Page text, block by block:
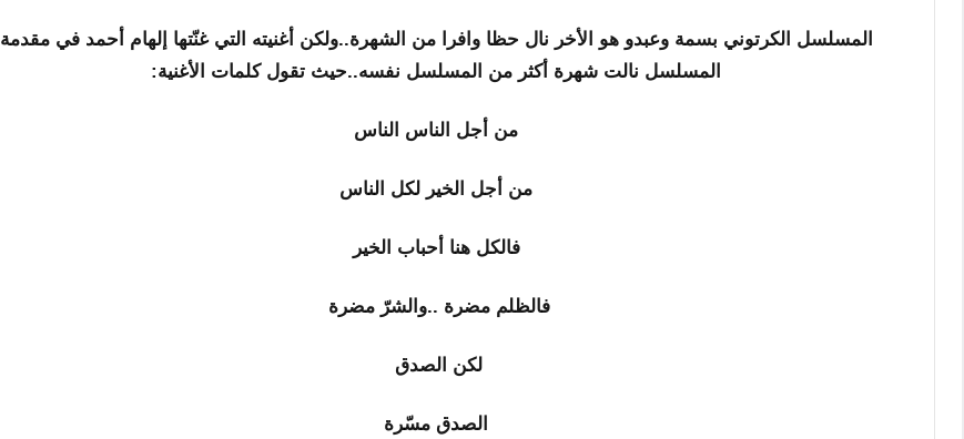
المسلسل الكرتوني بسمة وعبدو هو الأخر نال حظا وافرا من الشهرة..ولكن أغنيته التي غنّتها إلهام أحمد في مقدمة
المسلسل نالت شهرة أكثر من المسلسل نفسه..حيث تقول كلمات الأغنية:
من أجل الناس الناس
من أجل الخير لكل الناس
فالكل هنا أحباب الخير
فالظلم مضرة ..والشرّ مضرة
لكن الصدق
الصدق مسّرة